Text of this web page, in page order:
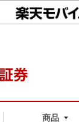
商品